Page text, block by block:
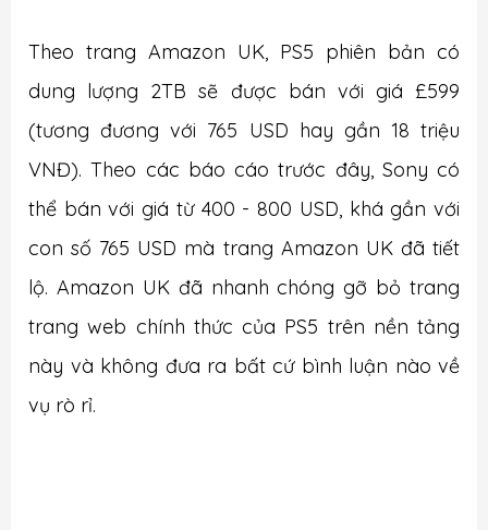
Theo trang Amazon UK, PS5 phiên bản có
dung lượng 2TB sẽ được bán với giá £599
(tương đương với 765 USD hay gần 18 triệu
VNĐ). Theo các báo cáo trước đây, Sony có
thể bán với giá từ 400 - 800 USD, khá gần với
con số 765 USD mà trang Amazon UK đã tiết
lộ. Amazon UK đã nhanh chóng gỡ bỏ trang
trang web chính thức của PS5 trên nền tảng
này và không đưa ra bất cứ bình luận nào về
vụ rò rỉ.